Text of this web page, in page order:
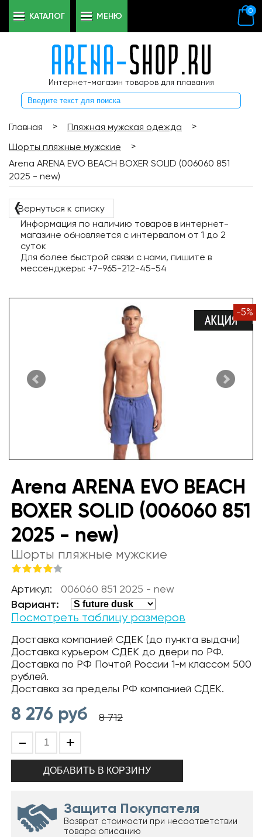
Интернет-магазин товаров для плавания
0
КАТАЛОГ МЕНЮ
Главная > Пляжная мужская одежда
>
Шорты пляжные мужские
>
Arena ARENA EVO BEACH BOXER SOLID (006060 851
2025 - new)
❬Вернуться к списку
Информация по наличию товаров в интернет-
магазине обновляется с интервалом от 1 до 2
суток
Для более быстрой связи с нами, пишите в
мессенджеры: +7-965-212-45-54
-5%
Arena ARENA EVO BEACH
BOXER SOLID (006060 851
2025 - new)
Шорты пляжные мужские
Артикул: 006060 851 2025 - new
Вариант:
Посмотреть таблицу размеров
Доставка компанией СДЕК (до пункта выдачи)
Доставка курьером СДЕК до двери по РФ.
Доставка по РФ Почтой России 1-м классом 500
рублей.
Доставка за пределы РФ компанией СДЕК.
8 276 руб 8 712
- +
Защита Покупателя
Возврат стоимости при несоответствии
товара описанию